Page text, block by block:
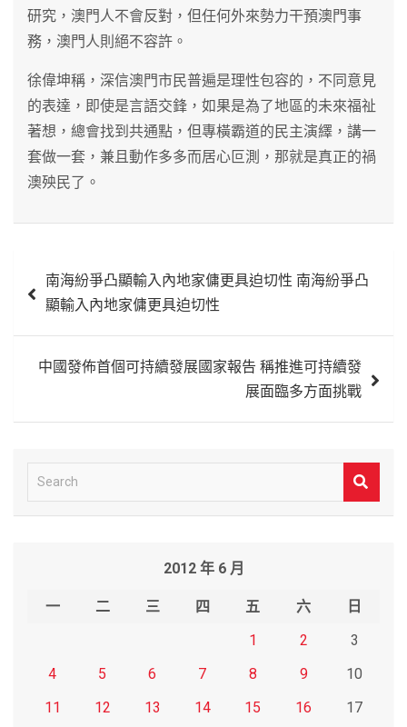
研究，澳門人不會反對，但任何外來勢力干預澳門事
務，澳門人則絕不容許。
徐偉坤稱，深信澳門市民普遍是理性包容的，不同意見
的表達，即使是言語交鋒，如果是為了地區的未來福祉
著想，總會找到共通點，但專橫霸道的民主演繹，講一
套做一套，兼且動作多多而居心叵測，那就是真正的禍
澳殃民了。
章
南海紛爭凸顯輸入內地家傭更具迫切性 南海紛爭凸
顯輸入內地家傭更具迫切性
中國發佈首個可持續發展國家報告 稱推進可持續發
展面臨多方面挑戰
e
2012 年 6 月
一 二 三 四 五 六
日
1
2
3
4
5 6 7 8 9
10
11
12 13 14 15 16 17